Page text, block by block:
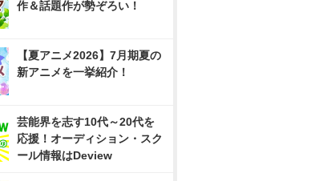
作＆話題作が勢ぞろい！
【夏アニメ2026】7月期夏の
新アニメを一挙紹介！
芸能界を志す10代～20代を
応援！オーディション・スク
ール情報はDeview